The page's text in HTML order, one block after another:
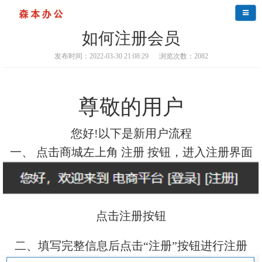
导航
如何注册会员
发布时间：2022-03-30 21:08:29 浏览次数：2082
尊敬的用户
您好!以下是新用户流程
一、 点击商城左上角 注册 按钮，进入注册界面
点击注册按钮
二、填写完整信息后点击“注册”按钮进行注册